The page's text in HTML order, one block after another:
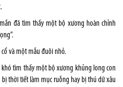
đã tìm thấy một bộ xương hoàn chỉnh
và một mẫu đuôi nhỏ.
tìm thấy một bộ xương khủng long con
thời tiết làm mục ruỗng hay bị thú dữ xâu